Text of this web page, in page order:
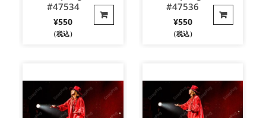
#47534
¥550
（税込）
#47536
¥550
（税込）